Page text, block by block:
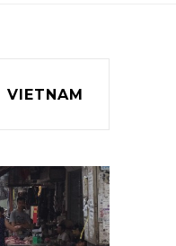
VIETNAM